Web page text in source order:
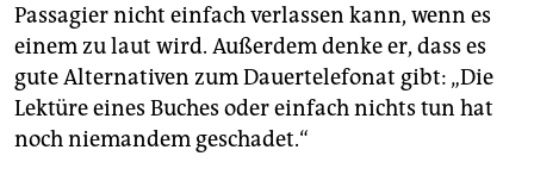
epaper login
Passagier nicht einfach verlassen kann, wenn es
einem zu laut wird. Außerdem denke er, dass es
gute Alternativen zum Dauertelefonat gibt: „Die
Lektüre eines Buches oder einfach nichts tun hat
noch niemandem geschadet.“